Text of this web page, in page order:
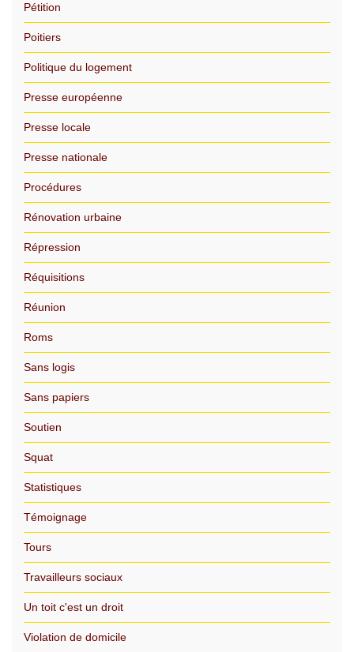
Pétition
Poitiers
Politique du logement
Presse européenne
Presse locale
Presse nationale
Procédures
Rénovation urbaine
Répression
Réquisitions
Réunion
Roms
Sans logis
Sans papiers
Soutien
Squat
Statistiques
Témoignage
Tours
Travailleurs sociaux
Un toit c'est un droit
Violation de domicile